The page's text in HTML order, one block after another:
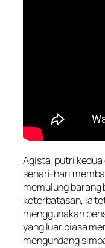
Agista, putri
sehari-hari
memulung barang
keterbatasan, ia
menggunakan
yang luar biasa
mengundang